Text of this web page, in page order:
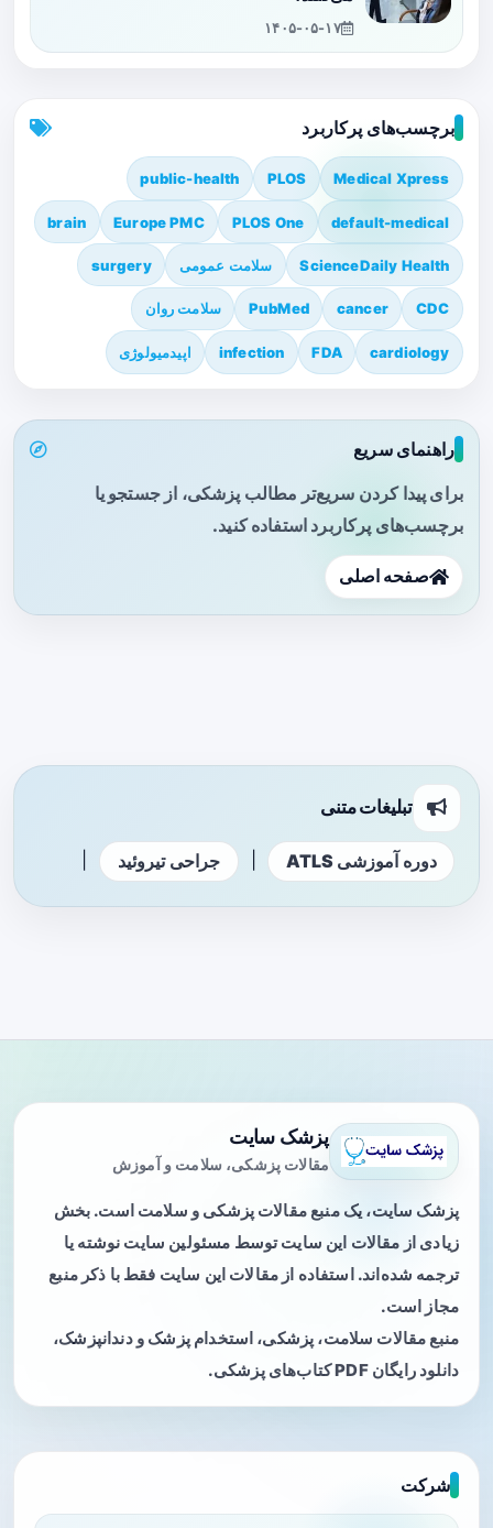
۱۴۰۵-۰۵-۱۷
برچسب‌های پرکاربرد
Medical Xpress
PLOS
public-health
default-medical
PLOS One
Europe PMC
brain
ScienceDaily Health سلامت عمومی surgery
CDC
cancer
PubMed سلامت روان
cardiology
FDA
infection اپیدمیولوژی
راهنمای سریع
برای پیدا کردن سریع‌تر مطالب پزشکی، از جستجو یا
برچسب‌های پرکاربرد استفاده کنید.
صفحه اصلی
تبلیغات متنی
دوره آموزشی ATLS جراحی تیروئید
پزشک سایت
مقالات پزشکی، سلامت و آموزش
پزشک سایت، یک منبع مقالات پزشکی و سلامت است. بخش
زیادی از مقالات این سایت توسط مسئولین سایت نوشته یا
ترجمه شده‌اند. استفاده از مقالات این سایت فقط با ذکر منبع
مجاز است.
منبع مقالات سلامت، پزشکی، استخدام پزشک و دندانپزشک،
دانلود رایگان PDF کتاب‌های پزشکی.
شرکت